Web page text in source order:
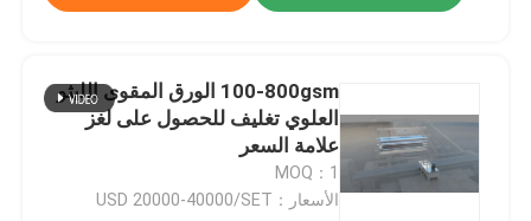
100-800gsm الورق المقوى الليثو
العلوي تغليف للحصول على لغز
علامة السعر
MOQ：1
الأسعار：USD 20000-40000/SET